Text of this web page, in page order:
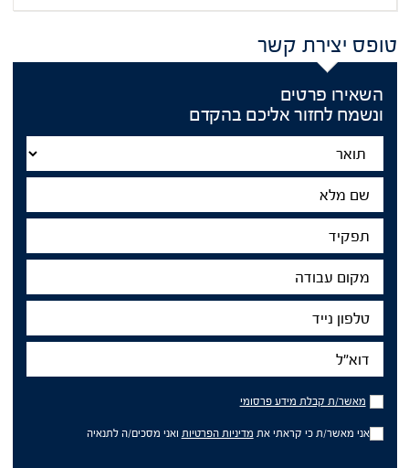
טופס יצירת קשר
השאירו פרטים
ונשמח לחזור אליכם בהקדם
Title
שם
מלא
תפקיד
מקום
עבודה
טלפון
נייד
דוא"ל
מאשר/ת
קבלת
מידע
פרסומי
מאשר/ת קבלת מידע פרסומי
אני מאשר/ת כי קראתי את מדיניות הפרטיות ואני מסכים/ה לתנאיה